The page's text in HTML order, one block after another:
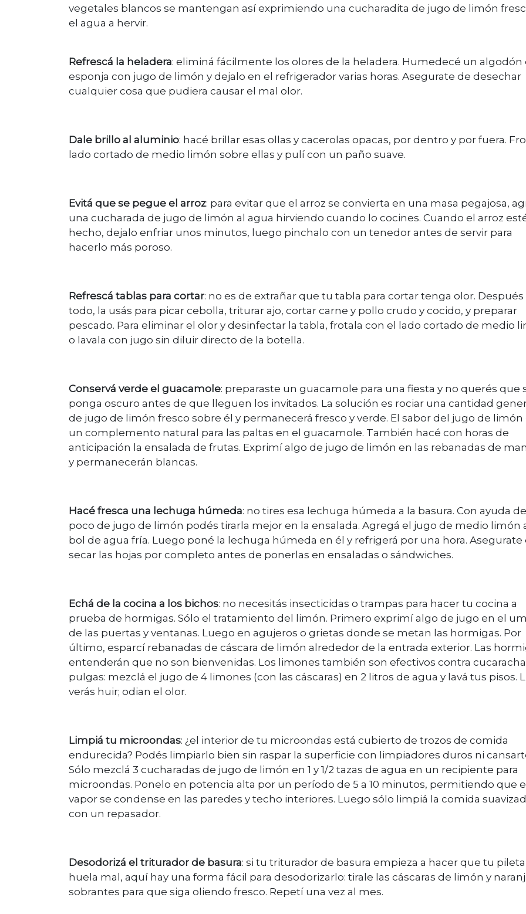
vegetales blancos se mantengan así exprimiendo una cucharadita de jugo de limón
el agua a hervir.
Refrescá la heladera: eliminá fácilmente los olores de la heladera. Humedecé un algodón
esponja con jugo de limón y dejalo en el refrigerador varias horas. Asegurate de desechar
cualquier cosa que pudiera causar el mal olor.
Dale brillo al aluminio: hacé brillar esas ollas y cacerolas opacas, por dentro y por fuera.
lado cortado de medio limón sobre ellas y pulí con un paño suave.
Evitá que se pegue el arroz: para evitar que el arroz se convierta en una masa pegajosa,
una cucharada de jugo de limón al agua hirviendo cuando lo cocines. Cuando el arroz
hecho, dejalo enfriar unos minutos, luego pinchalo con un tenedor antes de servir para
hacerlo más poroso.
Refrescá tablas para cortar: no es de extrañar que tu tabla para cortar tenga olor. Después
todo, la usás para picar cebolla, triturar ajo, cortar carne y pollo crudo y cocido, y preparar
pescado. Para eliminar el olor y desinfectar la tabla, frotala con el lado cortado de medio
o lavala con jugo sin diluir directo de la botella.
Conservá verde el guacamole: preparaste un guacamole para una fiesta y no querés que
ponga oscuro antes de que lleguen los invitados. La solución es rociar una cantidad
de jugo de limón fresco sobre él y permanecerá fresco y verde. El sabor del jugo de limón
un complemento natural para las paltas en el guacamole. También hacé con horas de
anticipación la ensalada de frutas. Exprimí algo de jugo de limón en las rebanadas de
y permanecerán blancas.
Hacé fresca una lechuga húmeda: no tires esa lechuga húmeda a la basura. Con ayuda
poco de jugo de limón podés tirarla mejor en la ensalada. Agregá el jugo de medio limón
bol de agua fría. Luego poné la lechuga húmeda en él y refrigerá por una hora. Asegurate
secar las hojas por completo antes de ponerlas en ensaladas o sándwiches.
Echá de la cocina a los bichos: no necesitás insecticidas o trampas para hacer tu cocina a
prueba de hormigas. Sólo el tratamiento del limón. Primero exprimí algo de jugo en el
de las puertas y ventanas. Luego en agujeros o grietas donde se metan las hormigas. Por
último, esparcí rebanadas de cáscara de limón alrededor de la entrada exterior. Las
entenderán que no son bienvenidas. Los limones también son efectivos contra
pulgas: mezclá el jugo de 4 limones (con las cáscaras) en 2 litros de agua y lavá tus pisos.
verás huir; odian el olor.
Limpiá tu microondas: ¿el interior de tu microondas está cubierto de trozos de comida
endurecida? Podés limpiarlo bien sin raspar la superficie con limpiadores duros ni
Sólo mezclá 3 cucharadas de jugo de limón en 1 y 1/2 tazas de agua en un recipiente para
microondas. Ponelo en potencia alta por un período de 5 a 10 minutos, permitiendo que el
vapor se condense en las paredes y techo interiores. Luego sólo limpiá la comida
con un repasador.
Desodorizá el triturador de basura: si tu triturador de basura empieza a hacer que tu pileta
huela mal, aquí hay una forma fácil para desodorizarlo: tirale las cáscaras de limón y
sobrantes para que siga oliendo fresco. Repetí una vez al mes.